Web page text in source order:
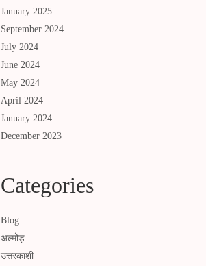
January 2025
September 2024
July 2024
June 2024
May 2024
April 2024
January 2024
December 2023
Categories
Blog
अल्मोड़
उत्तरकाशी